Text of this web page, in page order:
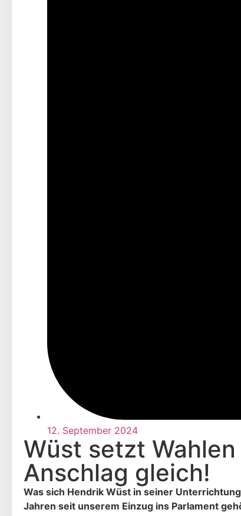
12. September 2024
Wüst setzt
Anschlag gleich!
Was sich Hendrik Wüst in seiner
Jahren seit unserem Einzug ins Parlament